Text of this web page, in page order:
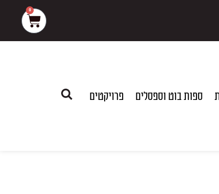
0
עגלת
קניות
ספות בוט וספסלים פרויקטים